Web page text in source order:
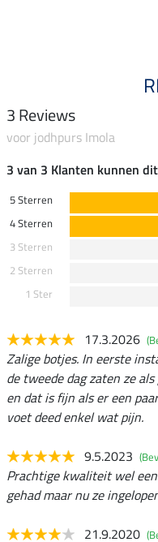
3 Reviews
voor jodhpurs Imola
3 van 3 Klanten kunnen
5 Sterren
4 Sterren
3 Sterren
2 Sterren
1 Ster
17.3.2026
Zalige botjes. In eerste
de tweede dag zaten ze
en dat is fijn als er een
voet deed enkel wat pijn.
9.5.2023
Prachtige kwaliteit wel
gehad maar nu ze
21.9.2020